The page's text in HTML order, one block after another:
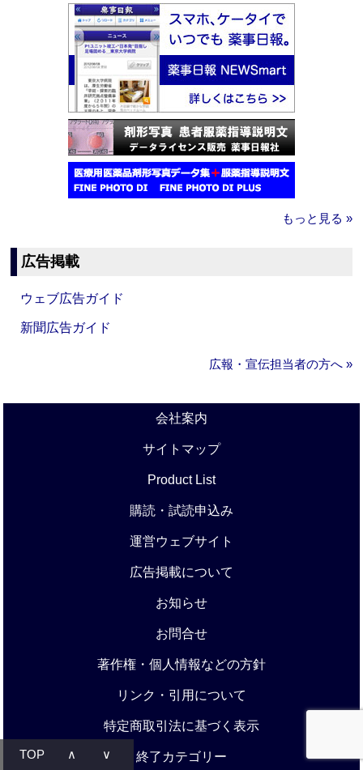
もっと見る »
広告掲載
ウェブ広告ガイド
新聞広告ガイド
広報・宣伝担当者の方へ »
会社案内
サイトマップ
Product List
購読・試読申込み
運営ウェブサイト
広告掲載について
お知らせ
お問合せ
著作権・個人情報などの方針
リンク・引用について
特定商取引法に基づく表示
終了カテゴリー
TOP ∧ ∨